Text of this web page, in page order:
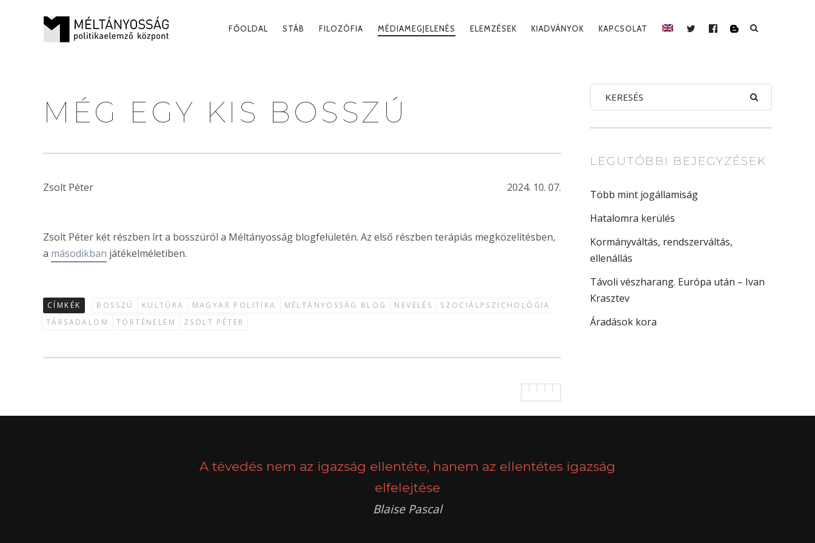
PRIMARY
FŐOLDAL STÁB FILOZÓFIA MÉDIAMEGJELENÉS ELEMZÉSEK KIADVÁNYOK KAPCSOLAT
TWITTER
FACEBOOK
BLOG
MÉG EGY KIS BOSSZÚ
Zsolt Péter 2024. 10. 07.
Zsolt Péter két részben írt a bosszúról a Méltányosság blogfelületén. Az első részben terápiás megközelítésben,
a másodikban játékelméletiben.
CÍMKÉK BOSSZÚ KULTÚRA MAGYAR POLITIKA MÉLTÁNYOSSÁG BLOG NEVELÉS
SZOCIÁLPSZICHOLÓGIA
TÁRSADALOM
TÖRTÉNELEM ZSOLT PÉTER
LEGUTÓBBI BEJEGYZÉSEK
Több mint jogállamiság
Hatalomra kerülés
Kormányváltás, rendszerváltás,
ellenállás
Távoli vészharang. Európa után – Ivan
Krasztev
Áradások kora
A tévedés nem az igazság ellentéte, hanem az ellentétes igazság
elfelejtése
Blaise Pascal